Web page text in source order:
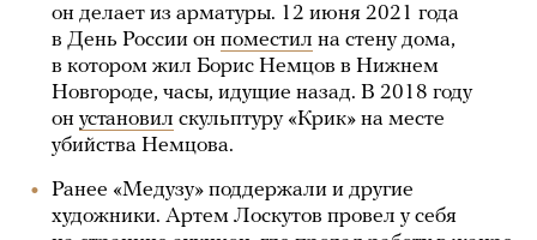
он делает из арматуры. 12 июня 2021 года
в День России он поместил на стену дома,
в котором жил Борис Немцов в Нижнем
Новгороде, часы, идущие назад. В 2018 году
он установил скульптуру «Крик» на месте
убийства Немцова.
Ранее «Медузу» поддержали и другие
художники. Артем Лоскутов провел у себя